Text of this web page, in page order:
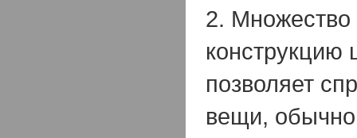
2. Множество
конструкцию
позволяет
вещи,